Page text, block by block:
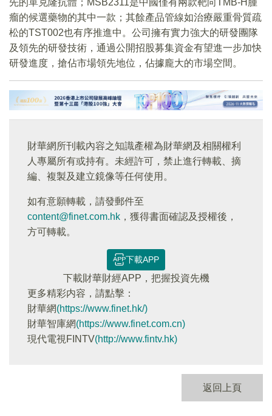
瘤的候選藥物的其中一款；其餘產品管線如治療嚴重骨質疏
松的TST002也有序推進中。公司擁有實力強大的研發團隊
及領先的研發技術，通過公開招股募集資金有望進一步加快
研發進度，搶佔市場領先地位，佔據龐大的市場空間。
財華網所刊載內容之知識產權為財華網及相關權利
人專屬所有或持有。未經許可，禁止進行轉載、摘
編、複製及建立鏡像等任何使用。
如有意願轉載，請發郵件至
content@finet.com.hk ，獲得書面確認及授權後，
方可轉載。
下載APP
下載財華財經APP，把握投資先機
更多精彩内容，請點擊：
財華網(https://www.finet.hk/)
財華智庫網(https://www.finet.com.cn)
現代電視FINTV(http://www.fintv.hk)
返回上頁